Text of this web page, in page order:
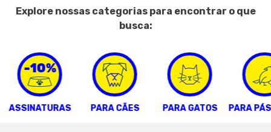
Explore nossas categorias para encontrar o que
busca:
-10%
ASSINATURAS PARA CÃES PARA GATOS PARA
8º
petisco caes
10º pro plan